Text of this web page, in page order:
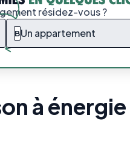
résidez-vous ?
BUn appartement
à